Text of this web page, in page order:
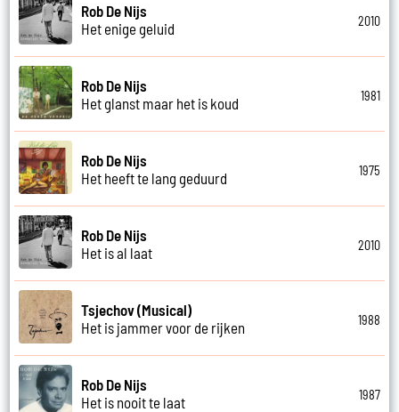
Rob De Nijs
Het enige geluid
2010
Rob De Nijs
Het glanst maar het is koud
1981
Rob De Nijs
Het heeft te lang geduurd
1975
Rob De Nijs
Het is al laat
2010
Tsjechov (Musical)
Het is jammer voor de rijken
1988
Rob De Nijs
Het is nooit te laat
1987